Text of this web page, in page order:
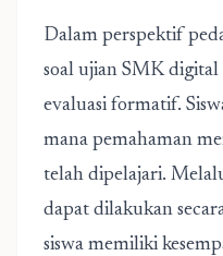
Dalam perspektif
soal ujian SMKdigital
evaluasi formatif.
mana pemahaman
telah dipelajari.
dapat dilakukan
siswa memiliki